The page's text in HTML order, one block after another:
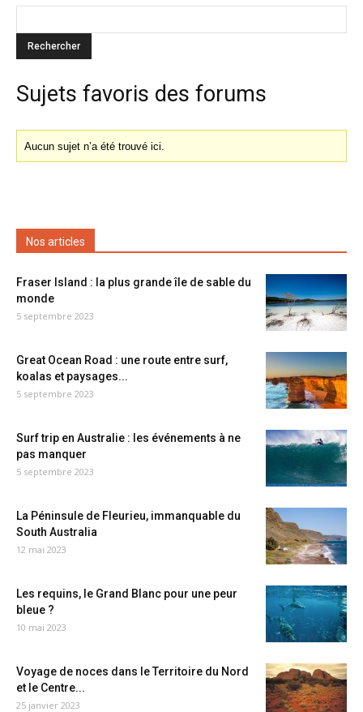
Sujets favoris des forums
Aucun sujet n’a été trouvé ici.
Nos articles
Fraser Island : la plus grande île de sable du
monde
5 septembre 2023
Great Ocean Road : une route entre surf,
koalas et paysages...
5 septembre 2023
Surf trip en Australie : les événements à ne
pas manquer
5 septembre 2023
La Péninsule de Fleurieu, immanquable du
South Australia
12 mai 2023
Les requins, le Grand Blanc pour une peur
bleue ?
10 mai 2023
Voyage de noces dans le Territoire du Nord
et le Centre...
25 janvier 2023